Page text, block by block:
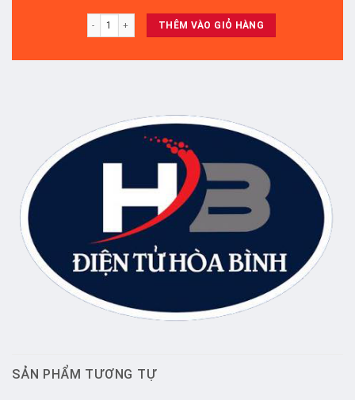
65Q80/ 65q75( led nền) số lượng
THÊM VÀO GIỎ HÀNG
SẢN PHẨM TƯƠNG TỰ